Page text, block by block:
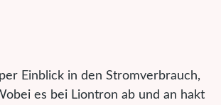
Einblick in den Stromverbrauch,
es bei Liontron ab und an hakt